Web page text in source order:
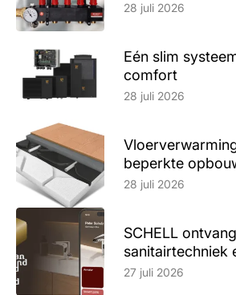
28 juli 2026
Eén slim
comfort
Lees artikel
28 juli 2026
beperkte
Lees artikel
28 juli 2026
SCHELL
sanitairtechniek
Lees artikel
27 juli 2026